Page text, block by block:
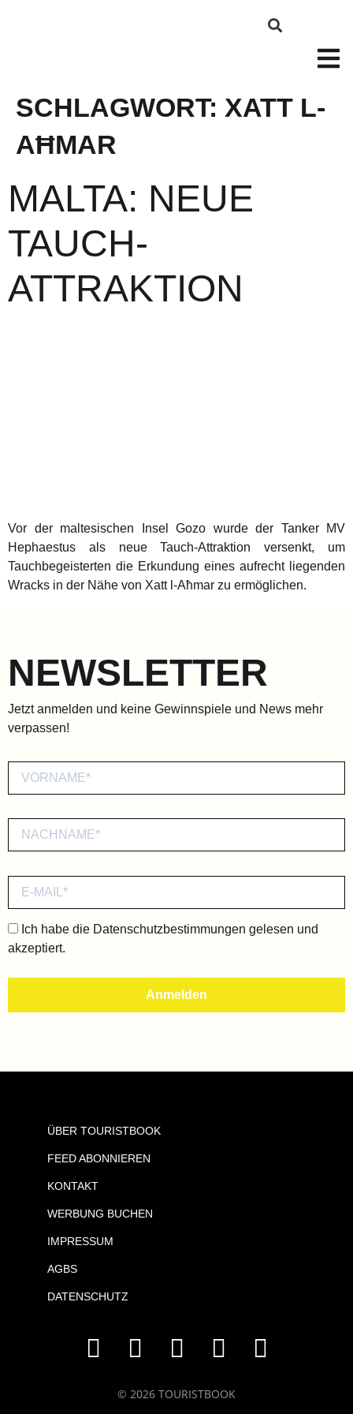
SCHLAGWORT: XATT L-
AĦMAR
MALTA: NEUE
TAUCH-
ATTRAKTION
Vor der maltesischen Insel Gozo wurde der Tanker MV
Hephaestus als neue Tauch-Attraktion versenkt, um
Tauchbegeisterten die Erkundung eines aufrecht liegenden
Wracks in der Nähe von Xatt l-Aħmar zu ermöglichen.
NEWSLETTER
Jetzt anmelden und keine Gewinnspiele und News mehr
verpassen!
Ich habe die Datenschutzbestimmungen gelesen und
akzeptiert.
ÜBER TOURISTBOOK
FEED ABONNIEREN
KONTAKT
WERBUNG BUCHEN
IMPRESSUM
AGBS
DATENSCHUTZ
© 2026 TOURISTBOOK